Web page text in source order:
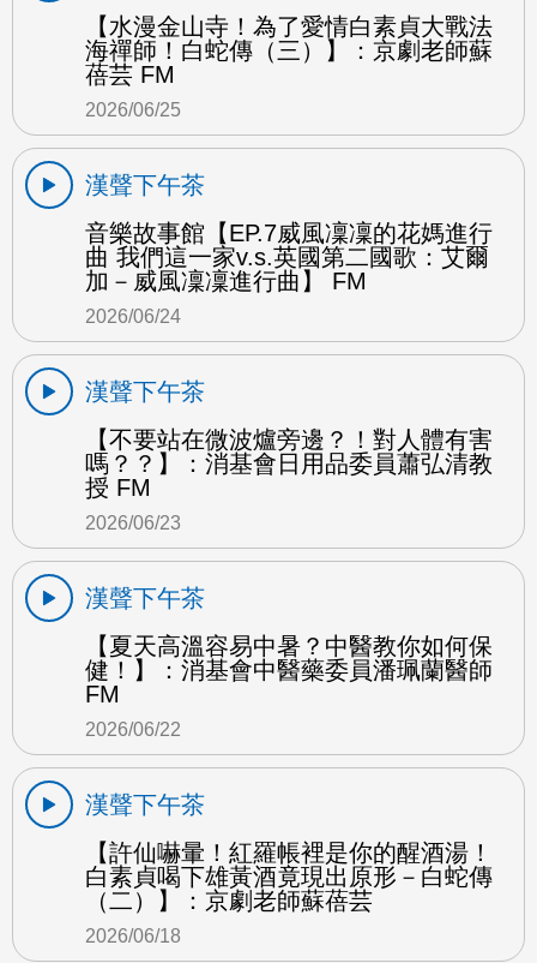
【水漫金山寺！為了愛情白素貞大戰法
海禪師！白蛇傳（三）】：京劇老師蘇
蓓芸 FM
2026/06/25
漢聲下午茶
音樂故事館【EP.7威風凜凜的花媽進行
曲 我們這一家v.s.英國第二國歌：艾爾
加－威風凜凜進行曲】 FM
2026/06/24
漢聲下午茶
【不要站在微波爐旁邊？！對人體有害
嗎？？】：消基會日用品委員蕭弘清教
授 FM
2026/06/23
漢聲下午茶
【夏天高溫容易中暑？中醫教你如何保
健！】：消基會中醫藥委員潘珮蘭醫師
FM
2026/06/22
漢聲下午茶
【許仙嚇暈！紅羅帳裡是你的醒酒湯！
白素貞喝下雄黃酒竟現出原形－白蛇傳
（二）】：京劇老師蘇蓓芸
2026/06/18